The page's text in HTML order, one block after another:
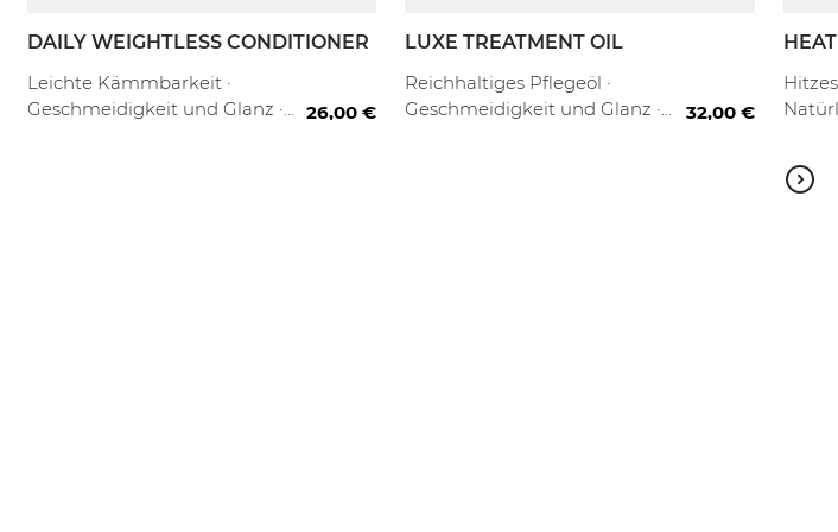
DAILY WEIGHTLESS CONDITIONER
Leichte Kämmbarkeit ·
Geschmeidigkeit und Glanz ·
26,00 €
LUXE TREATMENT OIL
Reichhaltiges Pflegeöl ·
Geschmeidigkeit und Glanz ·
32,00 €